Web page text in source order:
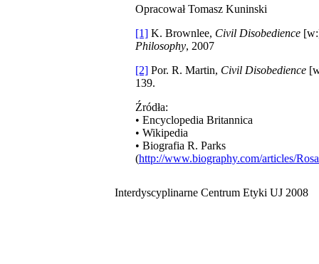
Opracował Tomasz Kuninski
[1] K. Brownlee, Civil Disobedience
Philosophy, 2007
[2] Por. R. Martin, Civil Disobedience
139.
Źródła:
• Encyclopedia Britannica
• Wikipedia
• Biografia R. Parks
(http://www.biography.com/articles/
Interdyscyplinarne Centrum Etyki UJ 2008